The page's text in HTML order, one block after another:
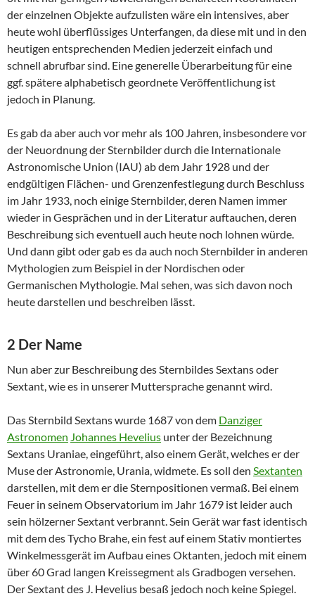
der einzelnen Objekte aufzulisten wäre ein intensives, aber
heute wohl überflüssiges Unterfangen, da diese mit und in den
heutigen entsprechenden Medien jederzeit einfach und
schnell abrufbar sind. Eine generelle Überarbeitung für eine
ggf. spätere alphabetisch geordnete Veröffentlichung ist
jedoch in Planung.
Es gab da aber auch vor mehr als 100 Jahren, insbesondere vor
der Neuordnung der Sternbilder durch die Internationale
Astronomische Union (IAU) ab dem Jahr 1928 und der
endgültigen Flächen- und Grenzenfestlegung durch Beschluss
im Jahr 1933, noch einige Sternbilder, deren Namen immer
wieder in Gesprächen und in der Literatur auftauchen, deren
Beschreibung sich eventuell auch heute noch lohnen würde.
Und dann gibt oder gab es da auch noch Sternbilder in anderen
Mythologien zum Beispiel in der Nordischen oder
Germanischen Mythologie. Mal sehen, was sich davon noch
heute darstellen und beschreiben lässt.
2 Der Name
Nun aber zur Beschreibung des Sternbildes Sextans oder
Sextant, wie es in unserer Muttersprache genannt wird.
Das Sternbild Sextans wurde 1687 von dem Danziger
Astronomen Johannes Hevelius unter der Bezeichnung
Sextans Uraniae, eingeführt, also einem Gerät, welches er der
Muse der Astronomie, Urania, widmete. Es soll den Sextanten
darstellen, mit dem er die Sternpositionen vermaß. Bei einem
Feuer in seinem Observatorium im Jahr 1679 ist leider auch
sein hölzerner Sextant verbrannt. Sein Gerät war fast identisch
mit dem des Tycho Brahe, ein fest auf einem Stativ montiertes
Winkelmessgerät im Aufbau eines Oktanten, jedoch mit einem
über 60 Grad langen Kreissegment als Gradbogen versehen.
Der Sextant des J. Hevelius besaß jedoch noch keine Spiegel.